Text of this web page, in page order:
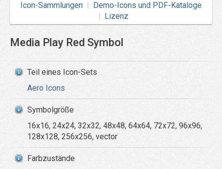
Icon-Sammlungen
Demo-Icons und PDF-Kataloge
Lizenz
Media Play Red Symbol
Teil eines Icon-Sets
Aero Icons
Symbolgröße
16x16, 24x24, 32x32, 48x48, 64x64, 72x72, 96x96,
128x128, 256x256, vector
Farbzustände